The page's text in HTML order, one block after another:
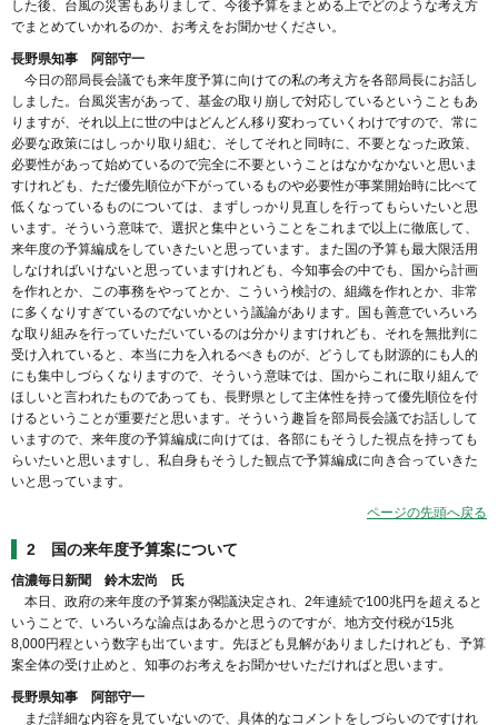
した後、台風の災害もありまして、今後予算をまとめる上でどのような考え方
でまとめていかれるのか、お考えをお聞かせください。
長野県知事 阿部守一
今日の部局長会議でも来年度予算に向けての私の考え方を各部局長にお話し
しました。台風災害があって、基金の取り崩しで対応しているということもあ
りますが、それ以上に世の中はどんどん移り変わっていくわけですので、常に
必要な政策にはしっかり取り組む、そしてそれと同時に、不要となった政策、
必要性があって始めているので完全に不要ということはなかなかないと思いま
すけれども、ただ優先順位が下がっているものや必要性が事業開始時に比べて
低くなっているものについては、まずしっかり見直しを行ってもらいたいと思
います。そういう意味で、選択と集中ということをこれまで以上に徹底して、
来年度の予算編成をしていきたいと思っています。また国の予算も最大限活用
しなければいけないと思っていますけれども、今知事会の中でも、国から計画
を作れとか、この事務をやってとか、こういう検討の、組織を作れとか、非常
に多くなりすぎているのでないかという議論があります。国も善意でいろいろ
な取り組みを行っていただいているのは分かりますけれども、それを無批判に
受け入れていると、本当に力を入れるべきものが、どうしても財源的にも人的
にも集中しづらくなりますので、そういう意味では、国からこれに取り組んで
ほしいと言われたものであっても、長野県として主体性を持って優先順位を付
けるということが重要だと思います。そういう趣旨を部局長会議でお話しして
いますので、来年度の予算編成に向けては、各部にもそうした視点を持っても
らいたいと思いますし、私自身もそうした観点で予算編成に向き合っていきた
いと思っています。
ページの先頭へ戻る
2 国の来年度予算案について
信濃毎日新聞 鈴木宏尚 氏
本日、政府の来年度の予算案が閣議決定され、2年連続で100兆円を超えると
いうことで、いろいろな論点はあるかと思うのですが、地方交付税が15兆
8,000円程という数字も出ています。先ほども見解がありましたけれども、予算
案全体の受け止めと、知事のお考えをお聞かせいただければと思います。
長野県知事 阿部守一
まだ詳細な内容を見ていないので、具体的なコメントをしづらいのですけれ